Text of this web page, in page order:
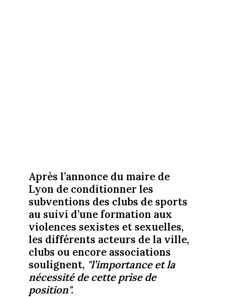
Après l’annonce du maire de
Lyon de conditionner les
subventions des clubs de sports
au suivi d’une formation aux
violences sexistes et sexuelles,
les différents acteurs de la ville,
clubs ou encore associations
soulignent, "l’importance et la
nécessité de cette prise de
position".